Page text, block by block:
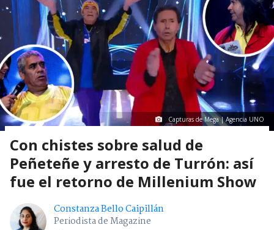
Capturas de Mega | Agencia UNO
Con chistes sobre salud de
Peñeteñe y arresto de Turrón: así
fue el retorno de Millenium Show
Constanza Bello Caipillán
Periodista de Magazine